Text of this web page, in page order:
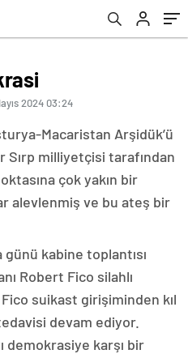
2024 03:24
Macaristan Arşidük’ü
Sırp milliyetçisi tarafından
çok yakın bir
alevlenmiş ve bu ateş bir
kabine toplantısı
Robert Fico silahlı
Fico suikast girişiminden kıl
devam ediyor.
demokrasiye karşı bir